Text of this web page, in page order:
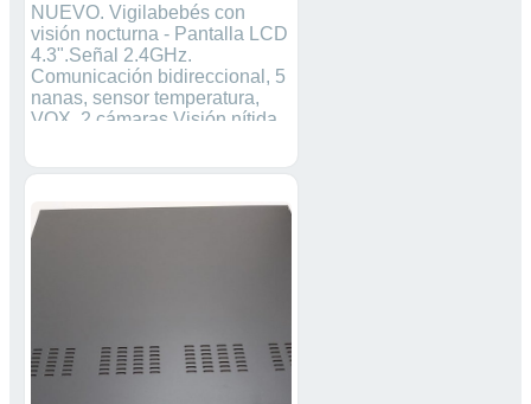
NUEVO. Vigilabebés con
visión nocturna - Pantalla LCD
4.3".Señal 2.4GHz.
Comunicación bidireccional, 5
nanas, sensor temperatura,
VOX, 2 cámaras.Visión nítida.
digital de 2x) para ver los
batería puede durar hasta 8-9
horas con el modo de ahorro
interferencias y privacidad,
ofrece señal de vídeo nítida